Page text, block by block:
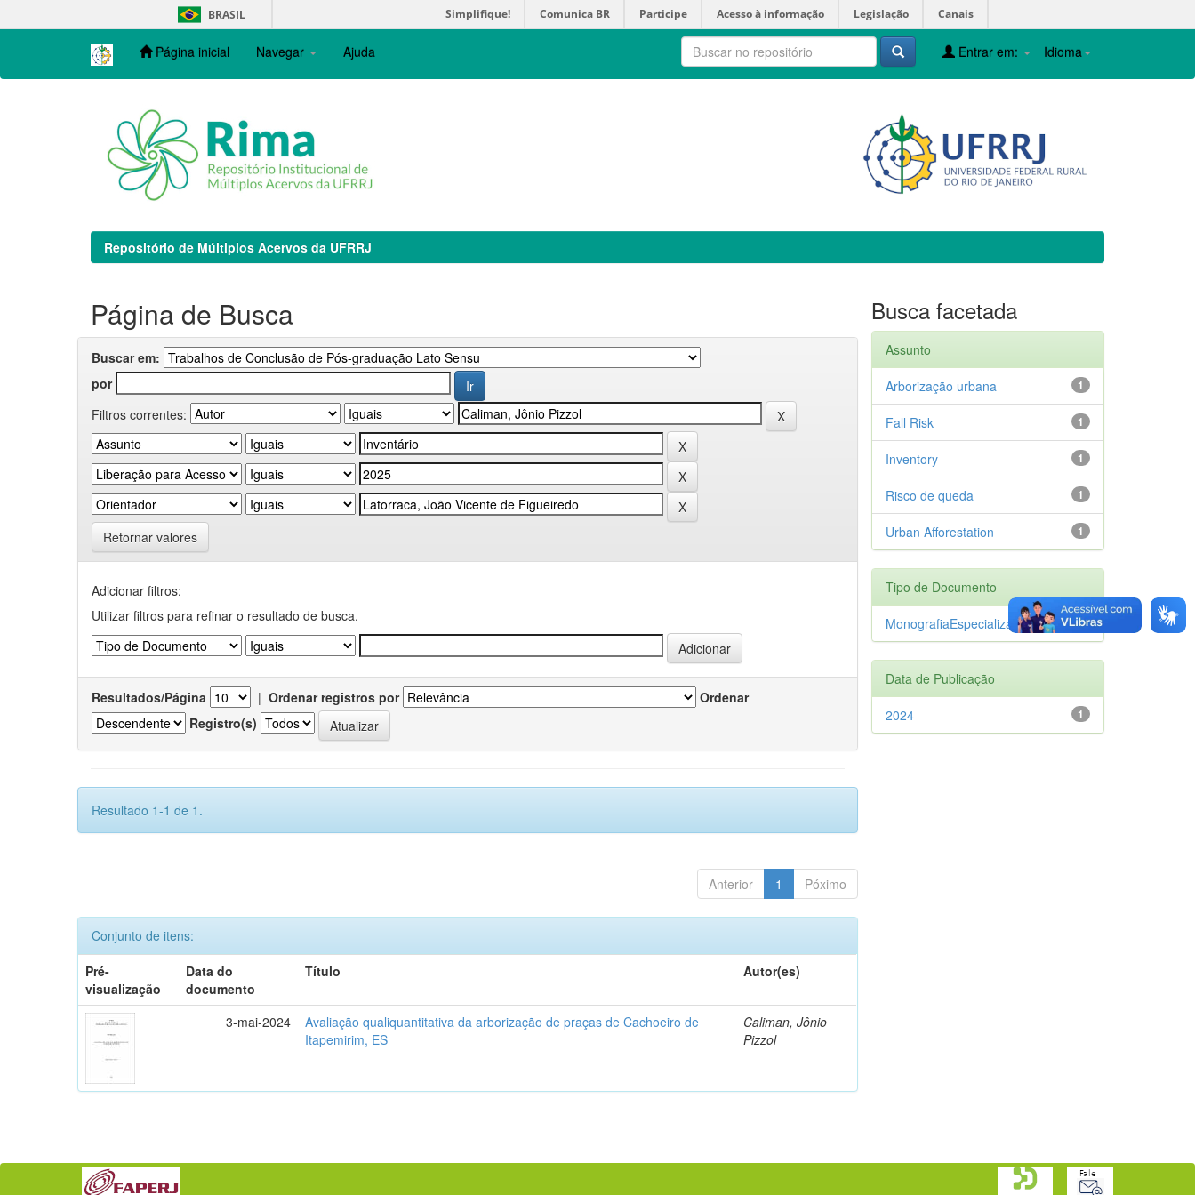
navigation
BRASIL Simplifique! Comunica BR Participe Acesso à informação Legislação Canais
Página inicial Navegar Ajuda Idioma
Entrar em:
Repositório de Múltiplos Acervos da UFRRJ
Página de Busca
Buscar em:
por
Filtros correntes:
Retornar valores
Adicionar filtros:
Utilizar filtros para refinar o resultado de busca.
Resultados/Página | Ordenar registros por
Ordenar
Registro(s)
Resultado 1-1 de 1.
Anterior 1 Póximo
Conjunto de itens:
Pré-
visualização
Data do
documento
Título Autor(es)
3-mai-2024
Avaliação qualiquantitativa da arborização de praças de Cachoeiro de
Itapemirim, ES
Caliman, Jônio
Pizzol
Busca facetada
Assunto
1
Arborização urbana
1
Fall Risk
1
Inventory
1
Risco de queda
1
Urban Afforestation
Tipo de Documento
1
MonografiaEspecializacao
Data de Publicação
1
2024